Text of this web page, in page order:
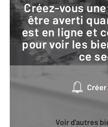
Créez-vous une alerte mail pour
être averti
est en ligne et
pour voir les
ce
Voir d'autres